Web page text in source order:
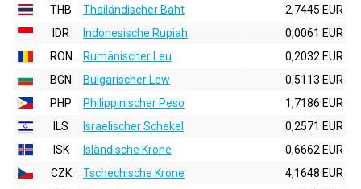
THB
Thailändischer Baht
2,7445 EUR
IDR
Indonesische Rupiah
0,0061 EUR
RON
Rumänischer Leu
0,2032 EUR
BGN
Bulgarischer Lew
0,5113 EUR
PHP
Philippinischer Peso
1,7186 EUR
ILS
Israelischer Schekel
0,2571 EUR
ISK
Isländische Krone
0,6662 EUR
CZK
Tschechische Krone
4,1648 EUR